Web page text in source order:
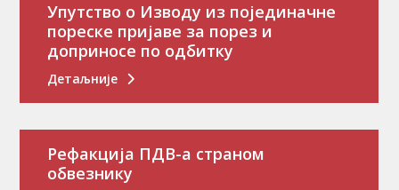
Упутство о Изводу из појединачне
пореске пријаве за порез и
доприносе по одбитку
Детаљније
Рефакција ПДВ-а страном
обвезнику